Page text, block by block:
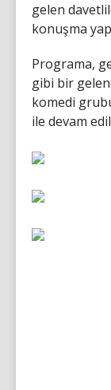
gelen
konuşma
Programa,
gibi bir
komedi
ile devam